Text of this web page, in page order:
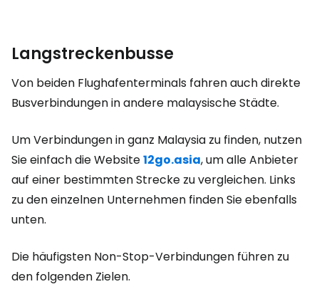
Langstreckenbusse
Von beiden Flughafenterminals fahren auch direkte
Busverbindungen in andere malaysische Städte.
Um Verbindungen in ganz Malaysia zu finden, nutzen
Sie einfach die Website12go.asia, um alle Anbieter
auf einer bestimmten Strecke zu vergleichen. Links
zu den einzelnen Unternehmen finden Sie ebenfalls
unten.
Die häufigsten Non-Stop-Verbindungen führen zu
den folgenden Zielen.